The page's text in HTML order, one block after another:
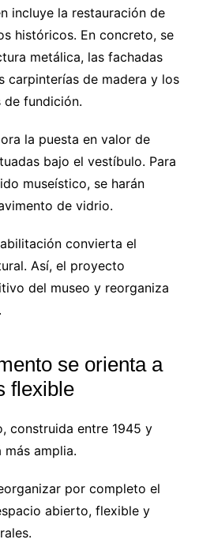
incluye la restauración de
históricos. En concreto, se
metálica, las fachadas
carpinterías de madera y los
fundición.
la puesta en valor de
bajo el vestíbulo. Para
museístico, se harán
de vidrio.
convierta el
Así, el proyecto
del museo y reorganiza
se orienta a
flexible
construida entre 1945 y
más amplia.
por completo el
abierto, flexible y